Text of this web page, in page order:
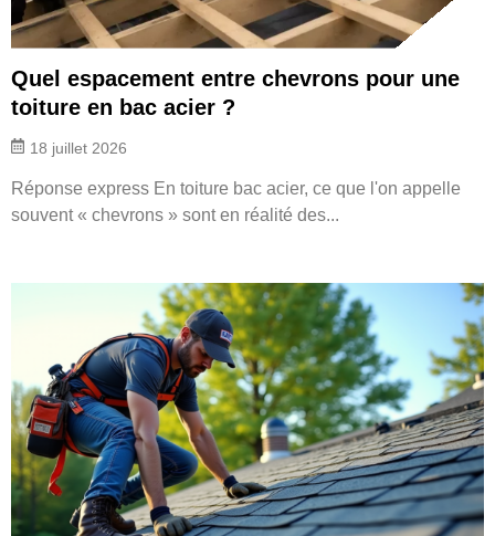
Quel espacement entre chevrons pour une
toiture en bac acier ?
18 juillet 2026
Réponse express En toiture bac acier, ce que l'on appelle
souvent « chevrons » sont en réalité des...